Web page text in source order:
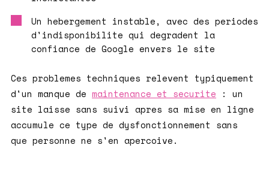
Un hebergement instable, avec des periodes
d'indisponibilite qui degradent la
confiance de Google envers le site
Ces problemes techniques relevent typiquement
d'un manque de maintenance et securite : un
site laisse sans suivi apres sa mise en ligne
accumule ce type de dysfonctionnement sans
que personne ne s'en apercoive.